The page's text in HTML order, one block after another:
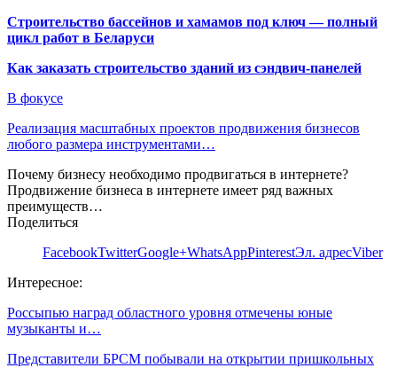
Строительство бассейнов и хамамов под ключ — полный
цикл работ в Беларуси
Как заказать строительство зданий из сэндвич-панелей
В фокусе
Реализация масштабных проектов продвижения бизнесов
любого размера инструментами…
Почему бизнесу необходимо продвигаться в интернете?
Продвижение бизнеса в интернете имеет ряд важных
преимуществ…
Поделиться
FacebookTwitterGoogle+WhatsAppPinterestЭл. адресViber
Интересное:
Россыпью наград областного уровня отмечены юные
музыканты и…
Представители БРСМ побывали на открытии пришкольных